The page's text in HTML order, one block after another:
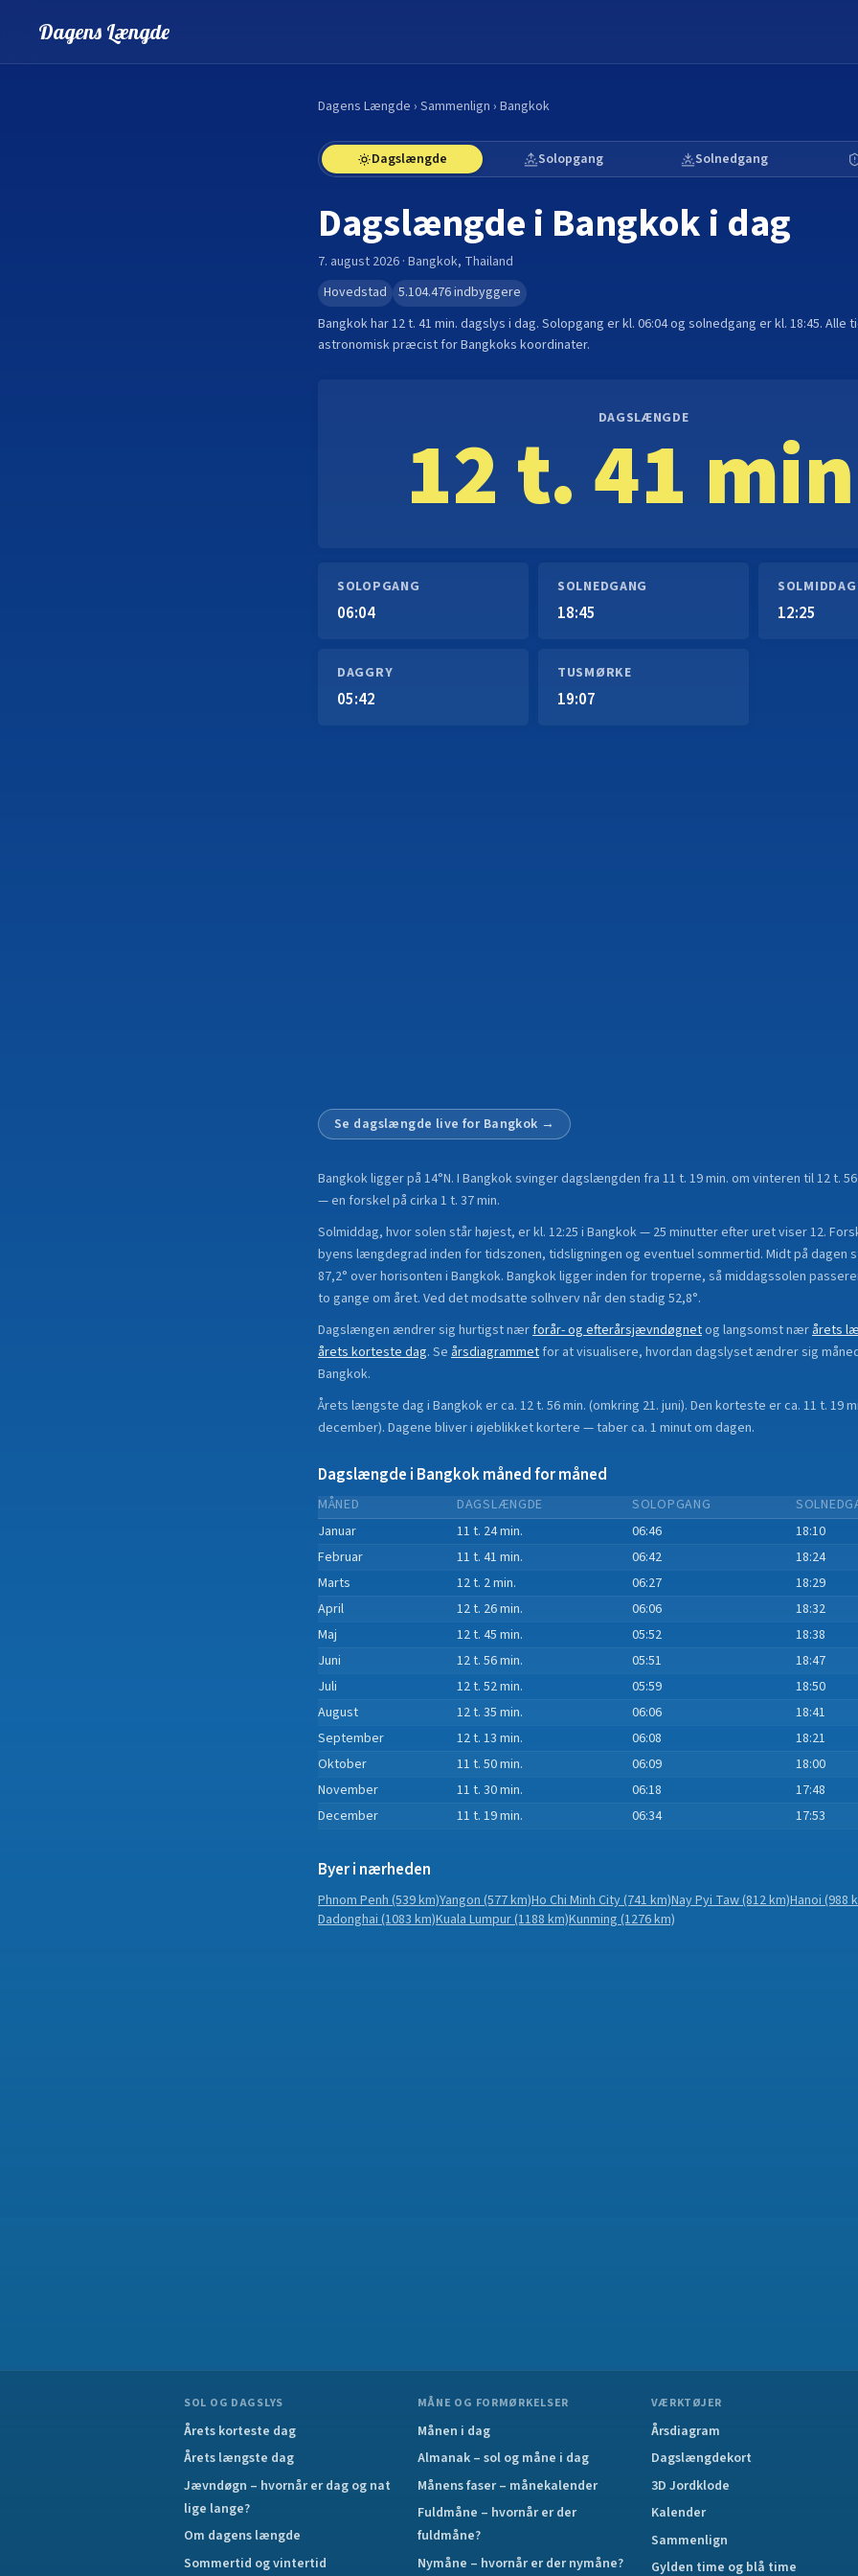
Dagens Længde
Dagens Længde › Sammenlign › Bangkok
Dagslængde Solopgang Solnedgang
Dagslængde i Bangkoki dag
7. august 2026 · Bangkok, Thailand
Hovedstad
5.104.476indbyggere
Bangkokhar12 t. 41 min. dagslys i dag. Solopgang er kl. 06:04og solnedgang er kl. 18:45. Alle
astronomisk præcist forBangkoks koordinater.
DAGSLÆNGDE
12 t. 41
SOLOPGANG
06:04
SOLNEDGANG
18:45
SOLMIDDAG
12:25
DAGGRY
05:42
TUSMØRKE
19:07
Se dagslængde live for Bangkok →
Bangkokligger på 14°N. I Bangkok svinger dagslængden fra 11 t. 19 min. om vinteren til 12 t.
— en forskel på cirka 1 t. 37 min.
Solmiddag, hvor solen står højest, er kl. 12:25 i Bangkok — 25 minutter efter uret viser 12.
byens længdegrad inden for tidszonen, tidsligningen og eventuel sommertid. Midt på dagen
87,2° over horisonten i Bangkok. Bangkok ligger inden for troperne, så middagssolen
to gange om året. Ved det modsatte solhverv når den stadig 52,8°.
Dagslængen ændrer sig hurtigst nærforår- og efterårsjævndøgnetog langsomst nærårets
årets korteste dag. Se årsdiagrammetfor at visualisere, hvordan dagslyset ændrer sig
Bangkok.
Årets længste dag i Bangkoker ca. 12 t. 56 min. (omkring 21. juni). Den korteste er ca. 11 t. 19
december). Dagene bliver i øjeblikketkortere —taberca. 1 minutom dagen.
Dagslængde i Bangkokmåned for måned
MÅNED DAGSLÆNGDE SOLOPGANG
Januar
11 t. 24 min. 06:46
18:10
Februar
11 t. 41 min. 06:42
18:24
Marts
12 t. 2 min. 06:27
18:29
April
12 t. 26 min. 06:06
18:32
Maj
12 t. 45 min. 05:52
18:38
Juni
12 t. 56 min. 05:51
18:47
Juli
12 t. 52 min. 05:59
18:50
August
12 t. 35 min. 06:06
18:41
September
12 t. 13 min. 06:08
18:21
Oktober
11 t. 50 min. 06:09
18:00
November
11 t. 30 min. 06:18
17:48
December
11 t. 19 min. 06:34 17:53
Byer i nærheden
Phnom Penh(539 km)Yangon(577 km)Ho Chi Minh City(741 km)Nay Pyi Taw(812 km)Hanoi(988
Dadonghai(1083 km)Kuala Lumpur(1188 km)Kunming(1276 km)
SOL OG DAGSLYS
Årets korteste dag
Årets længste dag
Jævndøgn – hvornår er dag og nat
lige lange?
Om dagens længde
Sommertid og vintertid
MÅNE OG FORMØRKELSER
Månen i dag
Almanak – sol og måne i dag
Månens faser – månekalender
Fuldmåne – hvornår er der
fuldmåne?
Nymåne – hvornår er der nymåne?
VÆRKTØJER
Årsdiagram
Dagslængdekort
3D Jordklode
Kalender
Sammenlign
Gylden time og blå time